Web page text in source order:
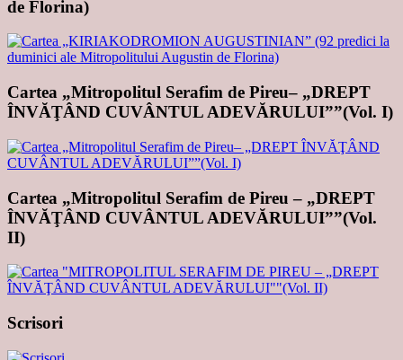
de Florina)
Cartea „Mitropolitul Serafim de Pireu– „DREPT
ÎNVĂŢÂND CUVÂNTUL ADEVĂRULUI””(Vol. I)
Cartea „Mitropolitul Serafim de Pireu – „DREPT
ÎNVĂŢÂND CUVÂNTUL ADEVĂRULUI””(Vol.
II)
Scrisori